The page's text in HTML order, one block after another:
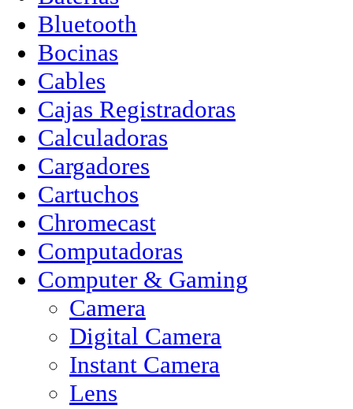
Bluetooth
Bocinas
Cables
Cajas Registradoras
Calculadoras
Cargadores
Cartuchos
Chromecast
Computadoras
Computer & Gaming
Camera
Digital Camera
Instant Camera
Lens